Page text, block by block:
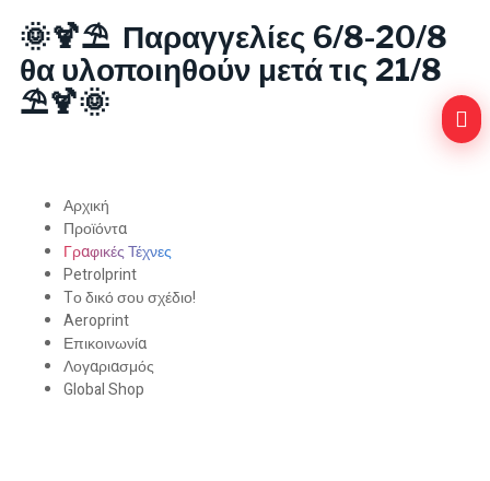
🌞🍹⛱️ Παραγγελίες 6/8-20/8
θα υλοποιηθούν μετά τις 21/8
⛱️🍹🌞
Αρχική
Προϊόντα
Γραφικές Τέχνες
Petrolprint
Tο δικό σου σχέδιο!
Aeroprint
Επικοινωνία
Λογαριασμός
Global Shop